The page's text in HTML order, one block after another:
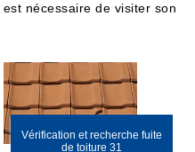
nécessaire de visiter son
Vérification et recherche fuite
de toiture 31